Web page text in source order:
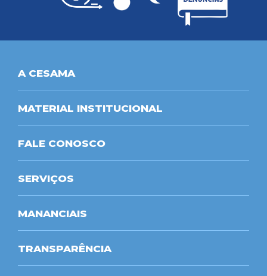
A CESAMA
MATERIAL INSTITUCIONAL
FALE CONOSCO
SERVIÇOS
MANANCIAIS
TRANSPARÊNCIA